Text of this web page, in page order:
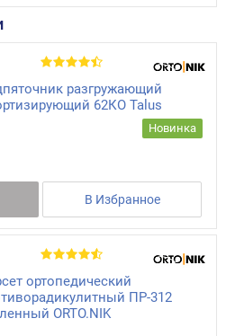
разгружающий
62КО Talus
Новинка
В Избранное
ортопедический
ПР-312
ORTO.NIK